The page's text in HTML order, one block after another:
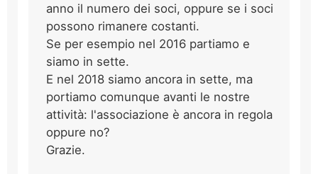
anno il numero dei soci, oppure se i soci
possono rimanere costanti.
Se per esempio nel 2016 partiamo e
siamo in sette.
E nel 2018 siamo ancora in sette, ma
portiamo comunque avanti le nostre
attività: l'associazione è ancora in regola
oppure no?
Grazie.